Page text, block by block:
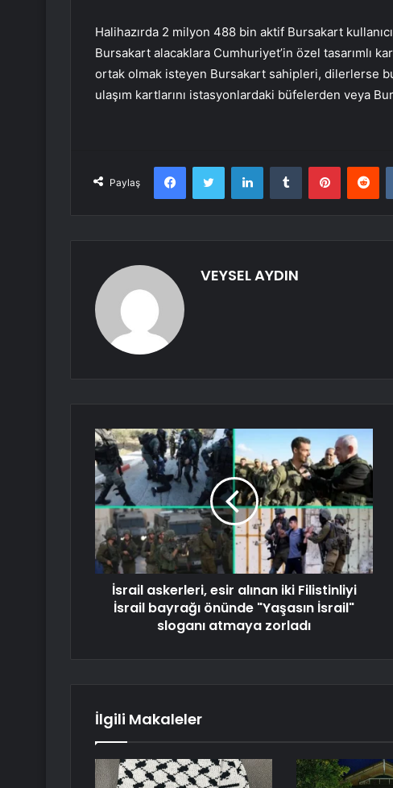
Halihazırda 2 milyon 488 bin aktif Bursakart
Bursakart alacaklara Cumhuriyet’in özel tasarımlı
ortak olmak isteyen Bursakart sahipleri, dilerlerse
ulaşım kartlarını istasyonlardaki büfelerden veya
Paylaş
FacebookTwitter LinkedInTumblr Pinterest
VEYSEL AYDIN
İsrail askerleri, esir alınan iki Filistinliyi
İsrail bayrağı önünde "Yaşasın İsrail"
sloganı atmaya zorladı
İlgili Makaleler